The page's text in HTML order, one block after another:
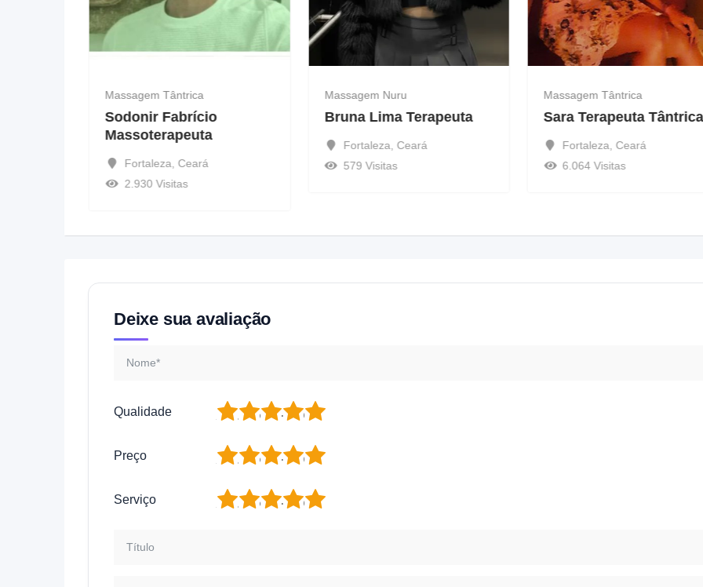
Massagem Tântrica
Sodonir Fabrício
Massoterapeuta
Fortaleza Ceará
2.930 Visitas
Massagem Nuru
Bruna Lima Terapeuta
Fortaleza Ceará
579 Visitas
Massagem Tântrica
Sara Terapeuta Tântrica
Fortaleza Ceará
6.064 Visitas
Deixe sua avaliação
Qualidade 5
4
3
2
Preço 5
4
3
2
Serviço 5
4
3
2